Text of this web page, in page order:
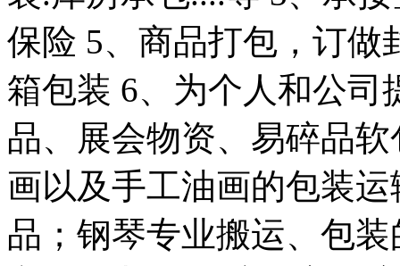
保险 5、商品打包，订做
箱包装 6、为个人和公司
品、展会物资、易碎品
画以及手工油画的包装
品；钢琴专业搬运、包